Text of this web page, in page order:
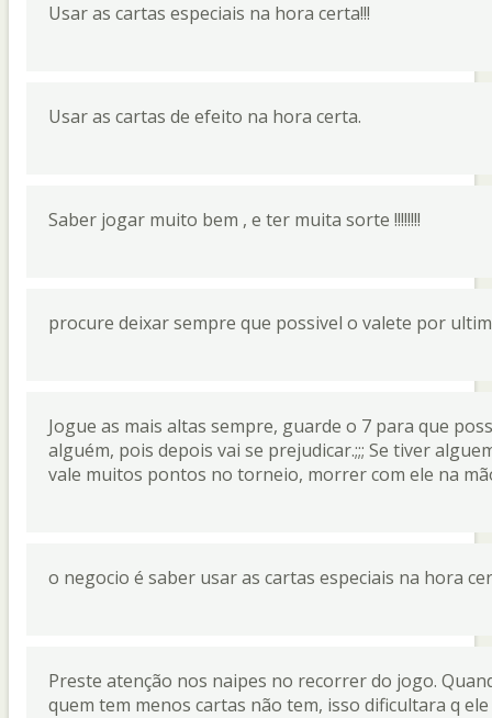
JOGAR
Idioma do site
Usar as cartas especiais na hora certa!!!
Usar as cartas de efeito na hora certa.
Saber jogar muito bem , e ter muita sorte !!!!!!!!
procure deixar sempre que possivel o valete por
Jogue as mais altas sempre, guarde o 7 para que
alguém, pois depois vai se prejudicar.;;; Se tiver
vale muitos pontos no torneio, morrer com ele na
o negocio é saber usar as cartas especiais na hora
Preste atenção nos naipes no recorrer do jogo.
quem tem menos cartas não tem, isso dificultara q